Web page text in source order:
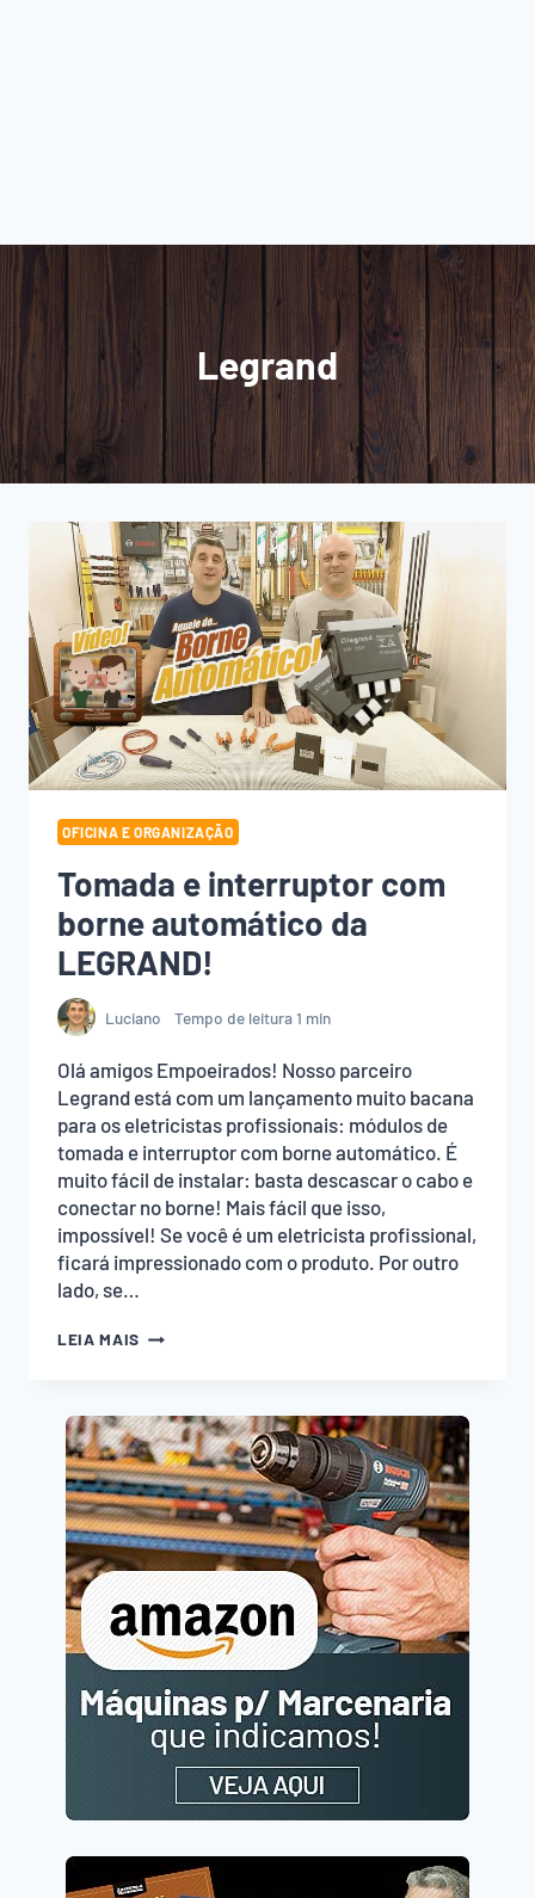
Legrand
OFICINA E ORGANIZAÇÃO
Tomada e interruptor com
borne automático da
LEGRAND!
Luciano Tempo de leitura1 min
Olá amigos Empoeirados! Nosso parceiro
Legrand está com um lançamento muito bacana
para os eletricistas profissionais: módulos de
tomada e interruptor com borne automático. É
muito fácil de instalar: basta descascar o cabo e
conectar no borne! Mais fácil que isso,
impossível! Se você é um eletricista profissional,
ficará impressionado com o produto. Por outro
lado, se…
LEIA MAIS TOMADA
BORNE
AUTOMÁTICO
DA
LEGRAND!